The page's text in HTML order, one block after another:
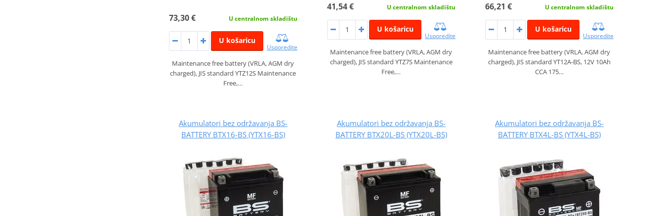
73,30 € U centralnom skladištu
U košaricu
Usporedite
Maintenance free battery (VRLA, AGM dry
charged), JIS standard YTZ12S Maintenance
Free,…
41,54 € U centralnom skladištu
U košaricu
Usporedite
Maintenance free battery (VRLA, AGM dry
charged), JIS standard YTZ7S Maintenance
Free,…
66,21 € U centralnom skladištu
U košaricu
Usporedite
Maintenance free battery (VRLA, AGM dry
charged), JIS standard YT12A-BS, 12V 10Ah
CCA 175…
Akumulatori bez održavanja BS-
BATTERY BTX16-BS (YTX16-BS)
Akumulatori bez održavanja BS-
BATTERY BTX20L-BS (YTX20L-BS)
Akumulatori bez održavanja BS-
BATTERY BTX4L-BS (YTX4L-BS)